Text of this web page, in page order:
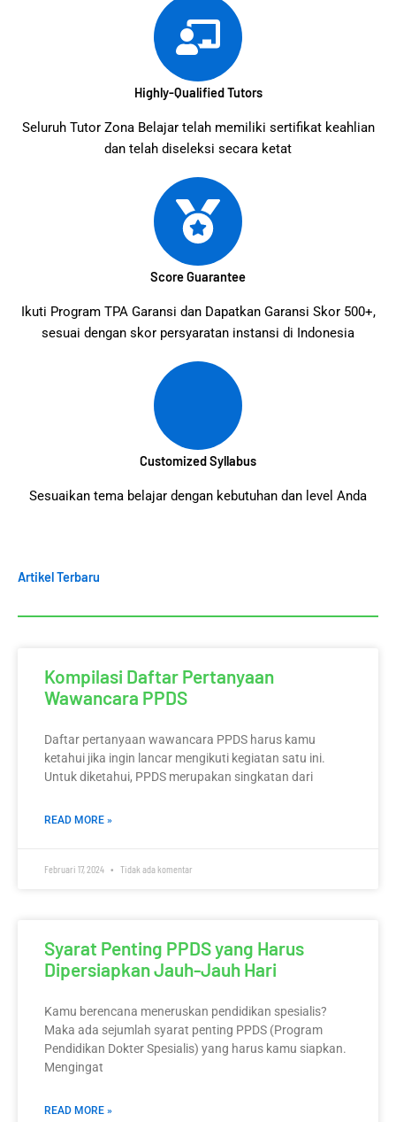
Highly-Qualified Tutors
Seluruh Tutor Zona Belajar telah memiliki sertifikat keahlian
dan telah diseleksi secara ketat
Score Guarantee
Ikuti Program TPA Garansi dan Dapatkan Garansi Skor 500+,
sesuai dengan skor persyaratan instansi di Indonesia
Customized Syllabus
Sesuaikan tema belajar dengan kebutuhan dan level Anda
Artikel Terbaru
Kompilasi Daftar Pertanyaan
Wawancara PPDS
Daftar pertanyaan wawancara PPDS harus kamu
ketahui jika ingin lancar mengikuti kegiatan satu ini.
Untuk diketahui, PPDS merupakan singkatan dari
READ MORE »
Februari 17, 2024 Tidak ada komentar
Syarat Penting PPDS yang Harus
Dipersiapkan Jauh-Jauh Hari
Kamu berencana meneruskan pendidikan spesialis?
Maka ada sejumlah syarat penting PPDS (Program
Pendidikan Dokter Spesialis) yang harus kamu siapkan.
Mengingat
READ MORE »